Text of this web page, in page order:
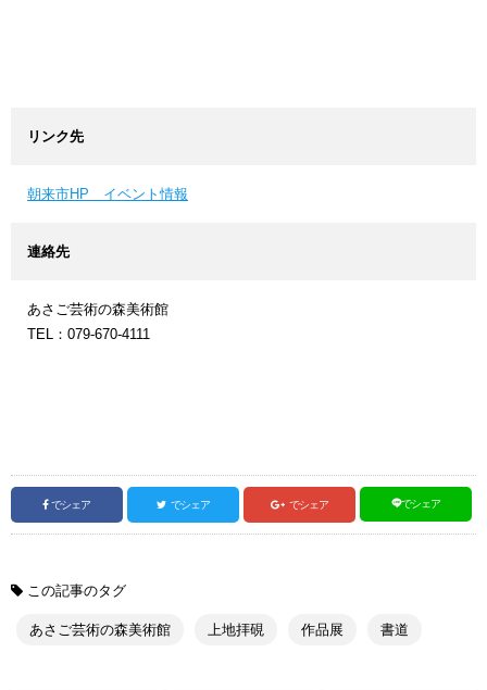
リンク先
朝来市HP イベント情報
連絡先
あさご芸術の森美術館
TEL：079-670-4111
でシェア でシェア でシェア でシェア
この記事のタグ
あさご芸術の森美術館 上地拝硯 作品展 書道